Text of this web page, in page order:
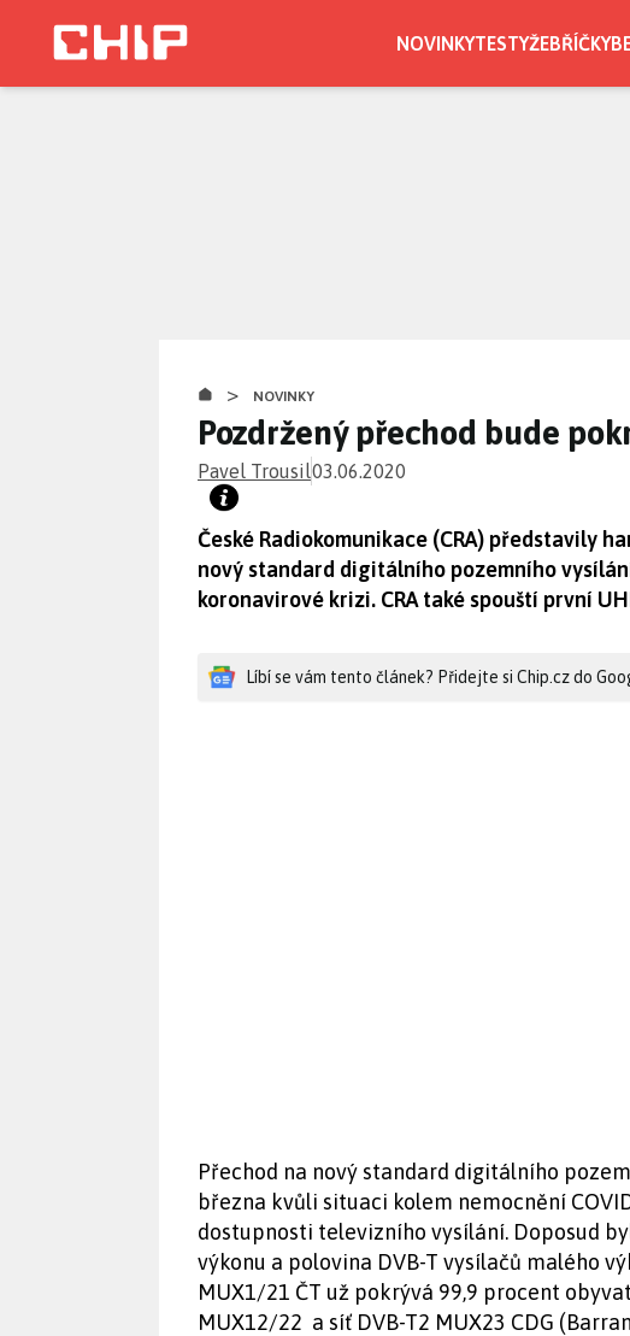
NOVINKYTESTYŽEBŘÍČKY
> NOVINKY
Pozdržený přechod bude
Pavel Trousil03.06.2020
České Radiokomunikace (CRA) představily
nový standard digitálního pozemního
koronavirové krizi. CRA také spouští první
Líbí se vám tento článek? Přidejte si Chip.cz do
Přechod na nový standard digitálního
března kvůli situaci kolem nemocnění
dostupnosti televizního vysílání. Doposud
výkonu a polovina DVB-T vysílačů malého
MUX1/21 ČT už pokrývá 99,9 procent
MUX12/22 a síť DVB-T2 MUX23 CDG